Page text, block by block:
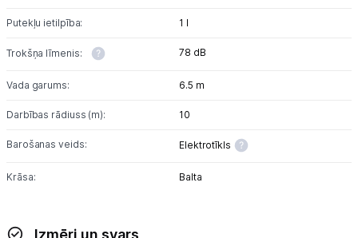
Putekļu ietilpība: 1 l
Trokšņa līmenis: 78 dB
Vada garums: 6.5 m
Darbības rādiuss (m): 10
Barošanas veids: Elektrotīkls
Krāsa: Balta
Izmēri un svars